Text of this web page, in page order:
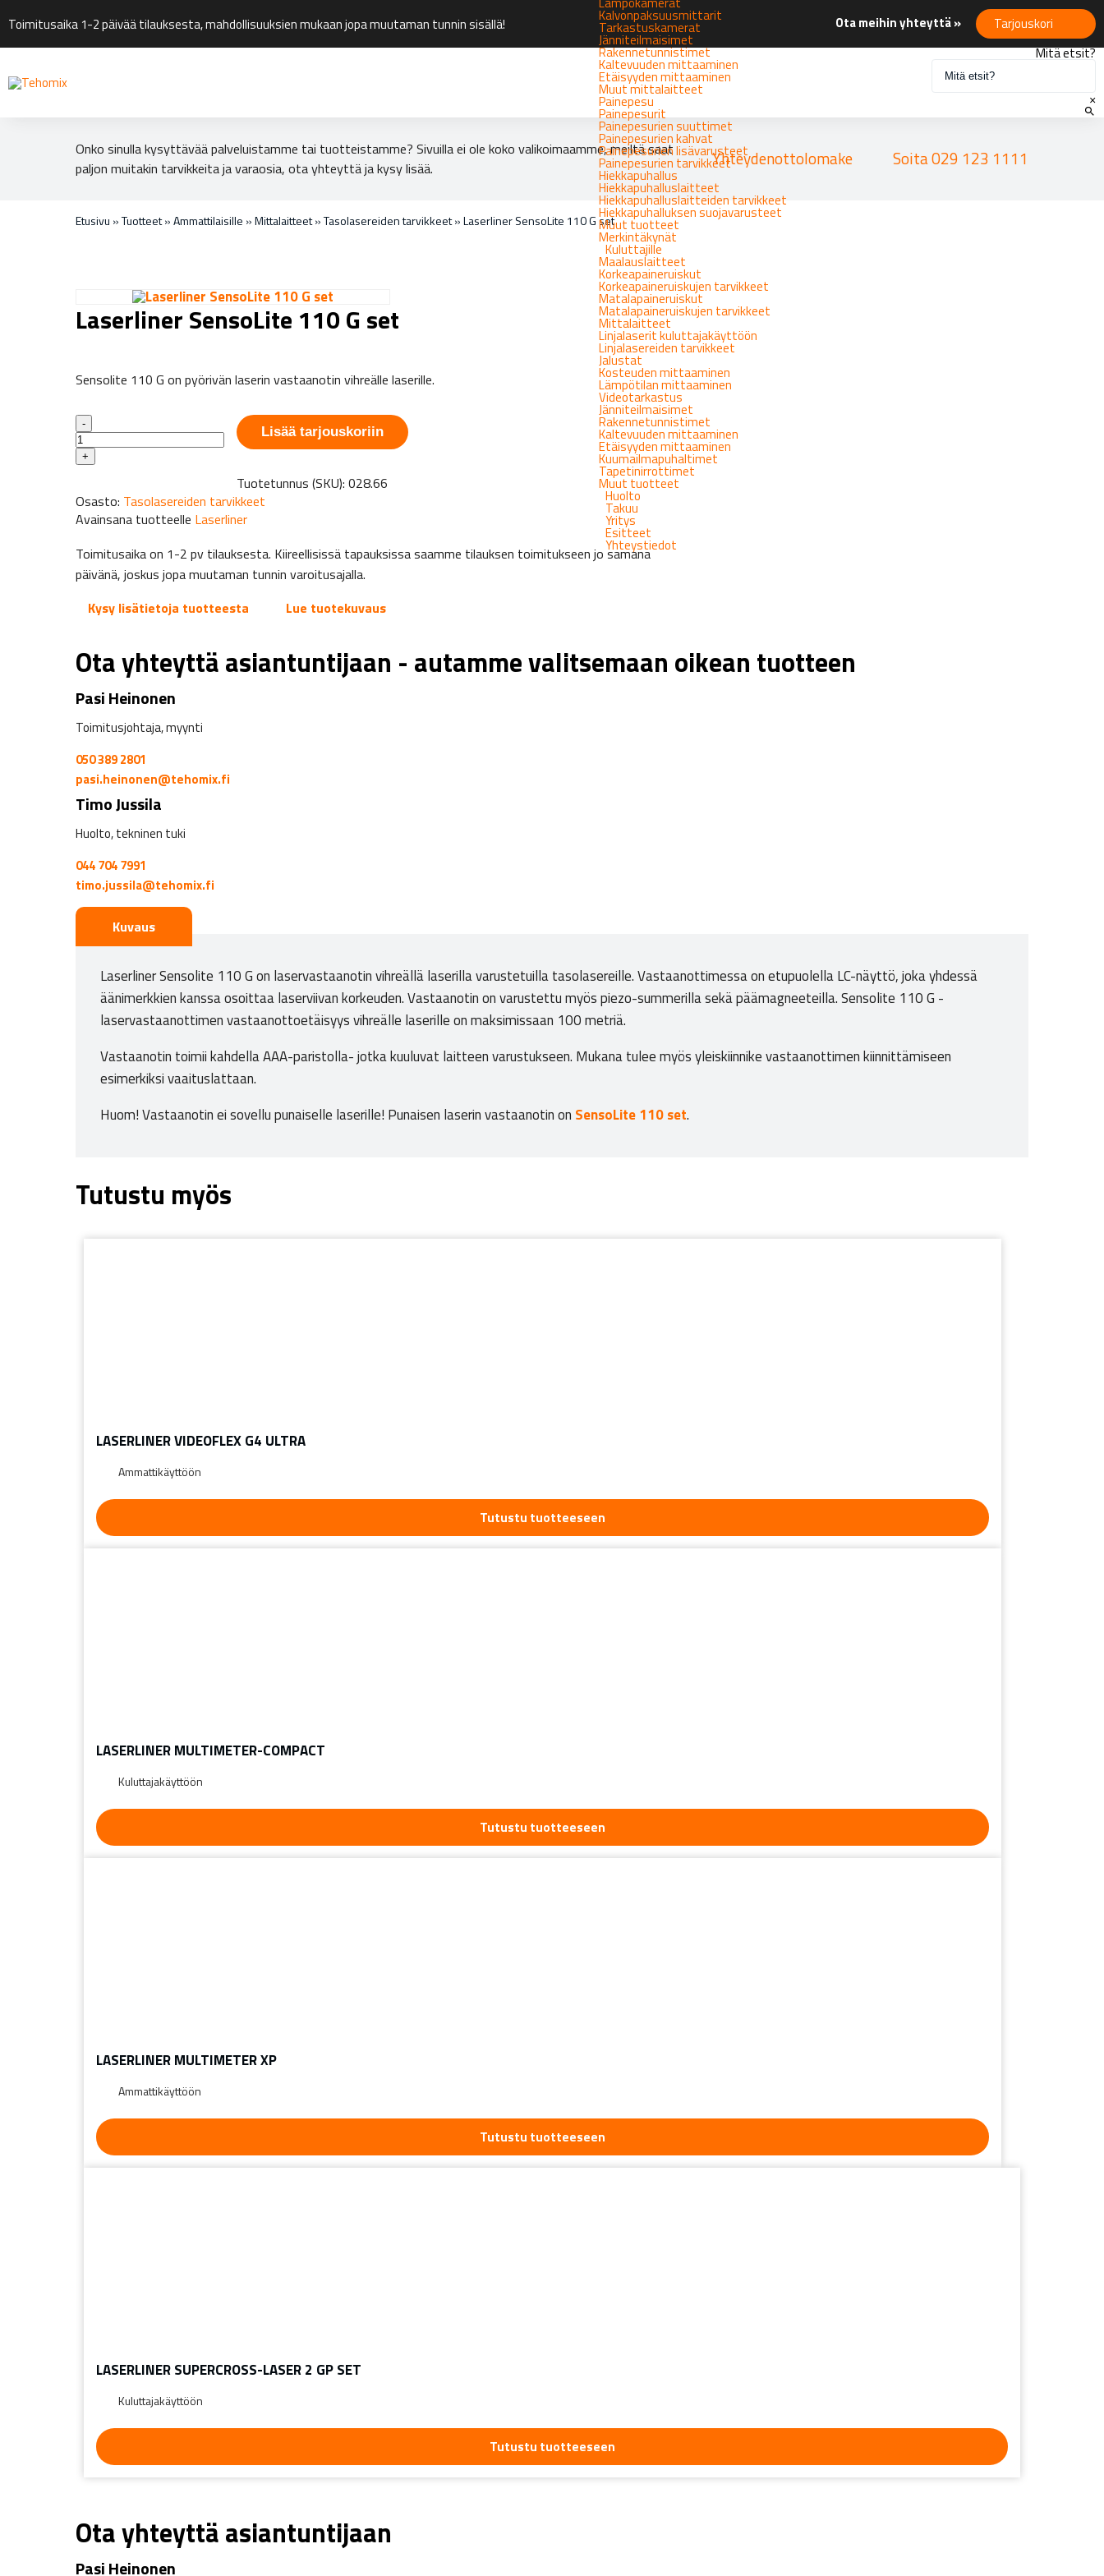
Toimitusaika 1-2 päivää tilauksesta, mahdollisuuksien mukaan jopa muutaman tunnin sisällä! Ota meihin yhteyttä » Tarjouskori
Kalvonpaksuusmittarit
Tarkastuskamerat
Jänniteilmaisimet
Rakennetunnistimet
Kaltevuuden mittaaminen
Etäisyyden mittaaminen
Muut mittalaitteet
Painepesu
Painepesurit
Painepesurien suuttimet
Painepesurien kahvat
Painepesurien lisävarusteet
Painepesurien tarvikkeet
Hiekkapuhallus
Hiekkapuhalluslaitteet
Hiekkapuhalluslaitteiden tarvikkeet
Hiekkapuhalluksen suojavarusteet
Muut tuotteet
Merkintäkynät
Kuluttajille
Maalauslaitteet
Korkeapaineruiskut
Korkeapaineruiskujen tarvikkeet
Matalapaineruiskut
Matalapaineruiskujen tarvikkeet
Mittalaitteet
Linjalaserit kuluttajakäyttöön
Linjalasereiden tarvikkeet
Jalustat
Kosteuden mittaaminen
Lämpötilan mittaaminen
Videotarkastus
Jänniteilmaisimet
Rakennetunnistimet
Kaltevuuden mittaaminen
Etäisyyden mittaaminen
Kuumailmapuhaltimet
Tapetinirrottimet
Muut tuotteet
Huolto
Takuu
Yritys
Esitteet
Yhteystiedot
Mitä etsit?
×
Onko sinulla kysyttävää palveluistamme tai tuotteistamme? Sivuilla ei ole koko valikoimaamme, meiltä saat
paljon muitakin tarvikkeita ja varaosia, ota yhteyttä ja kysy lisää.
Yhteydenottolomake Soita 029 123 1111
Etusivu »Tuotteet»Ammattilaisille »Mittalaitteet»Tasolasereiden tarvikkeet»Laserliner SensoLite 110 G set
Laserliner SensoLite 110 G set
Sensolite 110 G on pyörivän laserin vastaanotin vihreälle laserille.
Laserliner
SensoLite
110
G
-
+
Lisää tarjouskoriin
Tuotetunnus (SKU): 028.66
Osasto: Tasolasereiden tarvikkeet
Avainsana tuotteelle Laserliner
Toimitusaika on 1-2 pv tilauksesta. Kiireellisissä tapauksissa saamme tilauksen toimitukseen jo samana
päivänä, joskus jopa muutaman tunnin varoitusajalla.
Kysy lisätietoja tuotteesta
Lue tuotekuvaus
Ota yhteyttä asiantuntijaan - autamme valitsemaan oikean tuotteen
Pasi Heinonen
Toimitusjohtaja, myynti
050 389 2801
pasi.heinonen@tehomix.fi
Timo Jussila
Huolto, tekninen tuki
044 704 7991
timo.jussila@tehomix.fi
Kuvaus
Laserliner Sensolite 110 G on laservastaanotin vihreällä laserilla varustetuilla tasolasereille. Vastaanottimessa on etupuolella LC-näyttö, joka yhdessä
äänimerkkien kanssa osoittaa laserviivan korkeuden. Vastaanotin on varustettu myös piezo-summerilla sekä päämagneeteilla. Sensolite 110 G -
laservastaanottimen vastaanottoetäisyys vihreälle laserille on maksimissaan 100 metriä.
Vastaanotin toimii kahdella AAA-paristolla- jotka kuuluvat laitteen varustukseen. Mukana tulee myös yleiskiinnike vastaanottimen kiinnittämiseen
esimerkiksi vaaituslattaan.
Huom! Vastaanotin ei sovellu punaiselle laserille! Punaisen laserin vastaanotin on SensoLite 110 set.
Tutustu myös
LASERLINER VIDEOFLEX G4 ULTRA
Ammattikäyttöön
Tutustu tuotteeseen
LASERLINER MULTIMETER-COMPACT
Kuluttajakäyttöön
Tutustu tuotteeseen
LASERLINER MULTIMETER XP
Ammattikäyttöön
Tutustu tuotteeseen
LASERLINER SUPERCROSS-LASER 2 GP SET
Kuluttajakäyttöön
Tutustu tuotteeseen
Ota yhteyttä asiantuntijaan
Pasi Heinonen